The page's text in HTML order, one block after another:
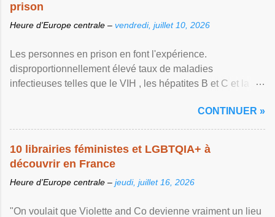
prison
Heure d’Europe centrale – vendredi, juillet 10, 2026
Les personnes en prison en font l'expérience.
disproportionnellement élevé taux de maladies
infectieuses telles que le VIH , les hépatites B et C et la ...
CONTINUER »
10 librairies féministes et LGBTQIA+ à
découvrir en France
Heure d’Europe centrale – jeudi, juillet 16, 2026
"On voulait que Violette and Co devienne vraiment un lieu